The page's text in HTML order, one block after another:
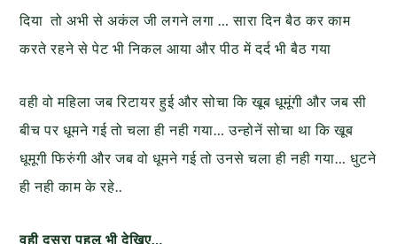
दिया तो अभी से अकंल जी लगने लगा … सारा दिन बैठ कर काम
करते रहने से पेट भी निकल आया और पीठ में दर्द भी बैठ गया
वही वो महिला जब रिटायर हुई और सोचा कि खूब धूमूंगी और जब सी
बीच पर धूमने गई तो चला ही नही गया… उन्होनें सोचा था कि खूब
धूमूगी फिरुंगी और जब वो धूमने गई तो उनसे चला ही नही गया… धुटने
ही नही काम के रहे..
वही दूसरा पहलू भी देखिए…